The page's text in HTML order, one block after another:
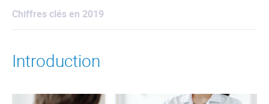
Chiffres clés en 2019
Introduction